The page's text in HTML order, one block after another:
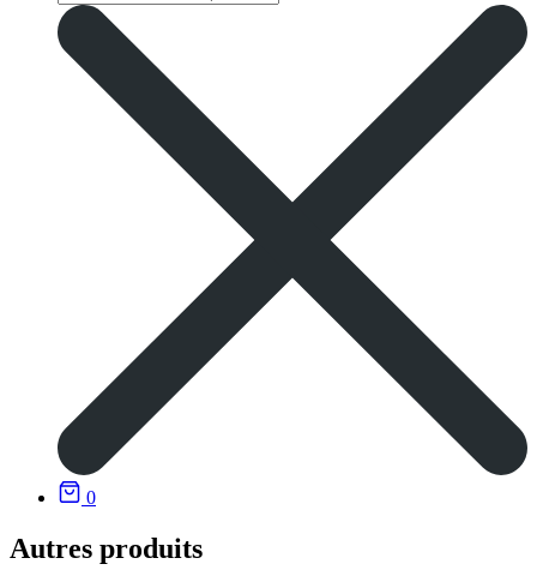
0
Autres produits